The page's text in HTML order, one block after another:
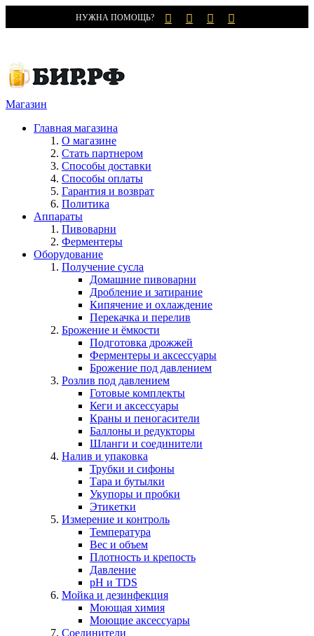
НУЖНА ПОМОЩЬ?
Магазин
Главная магазина
О магазине
Стать партнером
Способы доставки
Способы оплаты
Гарантия и возврат
Политика
Аппараты
Пивоварни
Ферментеры
Оборудование
Получение сусла
Домашние пивоварни
Дробление и затирание
Кипячение и охлаждение
Перекачка и перелив
Брожение и ёмкости
Подготовка дрожжей
Ферментеры и аксессуары
Брожение под давлением
Розлив под давлением
Готовые комплекты
Кеги и аксессуары
Краны и пеногасители
Баллоны и редукторы
Шланги и соединители
Налив и упаковка
Трубки и сифоны
Тара и бутылки
Укупоры и пробки
Этикетки
Измерение и контроль
Температура
Вес и объем
Плотность и крепость
Давление
pH и TDS
Мойка и дезинфекция
Моющая химия
Моющие аксессуары
Соединители